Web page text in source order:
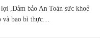
,Đảm bảo An Toàn sức khoẻ
và bao bì thực…